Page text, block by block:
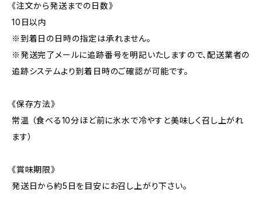
《注文から発送までの日数》
10日以内
※到着日の日時の指定は承れません。
※発送完了メールに追跡番号を明記いたしますので、配送業者の
追跡システムより到着日時のご確認が可能です。
《保存方法》
常温 （食べる10分ほど前に氷水で冷やすと美味しく召し上がれ
ます）
《賞味期限》
発送日から約5日を目安にお召し上がり下さい。